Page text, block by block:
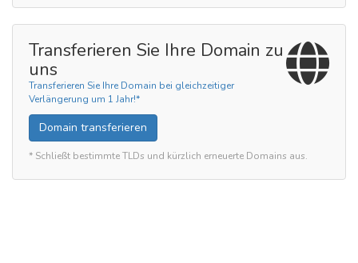
Transferieren Sie Ihre Domain zu
uns
Transferieren Sie Ihre Domain bei gleichzeitiger
Verlängerung um 1 Jahr!*
Domain transferieren
* Schließt bestimmte TLDs und kürzlich erneuerte Domains aus.